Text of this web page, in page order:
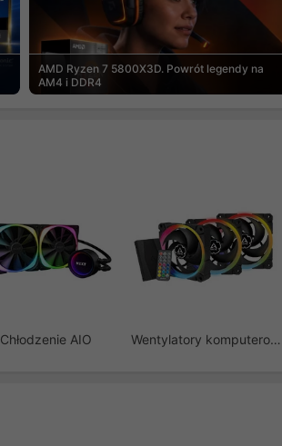
AMD Ryzen 7 5800X3D. Powrót legendy na
AM4 i DDR4
Chłodzenie AIO Wentylatory komputerowe